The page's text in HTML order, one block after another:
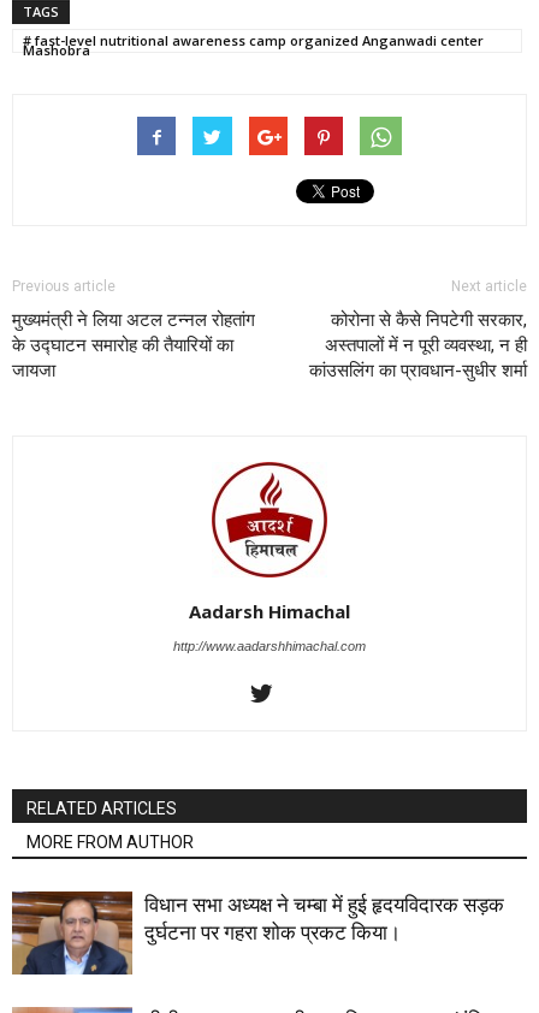
TAGS
# fast-level nutritional awareness camp organized Anganwadi center
Mashobra
Previous article
मुख्यमंत्री ने लिया अटल टन्नल रोहतांग
के उद्घाटन समारोह की तैयारियों का
जायजा
Next article
कोरोना से कैसे निपटेगी सरकार,
अस्तपालों में न पूरी व्यवस्था, न ही
कांउसलिंग का प्रावधान-सुधीर शर्मा
Aadarsh Himachal
http://www.aadarshhimachal.com
RELATED ARTICLES
MORE FROM AUTHOR
विधान सभा अध्यक्ष ने चम्बा में हुई हृदयविदारक सड़क
दुर्घटना पर गहरा शोक प्रकट किया।